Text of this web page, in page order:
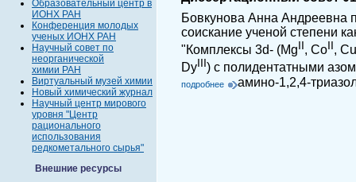
Образовательный центр в
ИОНХ РАН
Конференция молодых
ученых ИОНХ РАН
Научный совет по
неорганической
химии РАН
Виртуальный музей химии
Новый химический журнал
Научный центр мирового
уровня "Центр
рационального
использования
редкометального сырья"
Внешние ресурсы
Бовкунова Анна Андреевна
соискание ученой степени
"Комплексы 3d- (Mg , Co , Cu
Dy
) с полидентатными
амино-1,2,4-
подробнее